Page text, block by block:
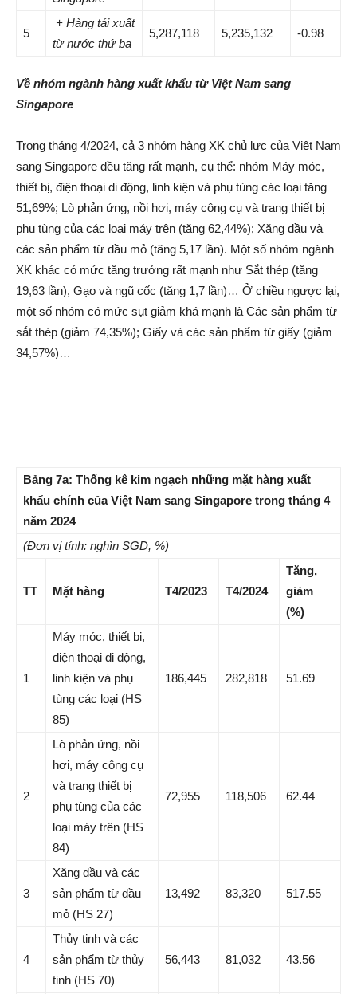
5
+ Hàng tái xuất
từ nước thứ ba
5,287,118 5,235,132 -0.98
Về nhóm ngành hàng xuất khẩu từ Việt Nam sang
Singapore
Trong tháng 4/2024, cả 3 nhóm hàng XK chủ lực của Việt Nam
sang Singapore đều tăng rất mạnh, cụ thể: nhóm Máy móc,
thiết bị, điện thoại di động, linh kiện và phụ tùng các loại tăng
51,69%; Lò phản ứng, nồi hơi, máy công cụ và trang thiết bị
phụ tùng của các loại máy trên (tăng 62,44%); Xăng dầu và
các sản phẩm từ dầu mỏ (tăng 5,17 lần). Một số nhóm ngành
XK khác có mức tăng trưởng rất mạnh như Sắt thép (tăng
19,63 lần), Gạo và ngũ cốc (tăng 1,7 lần)… Ở chiều ngược lại,
một số nhóm có mức sụt giảm khá mạnh là Các sản phẩm từ
sắt thép (giảm 74,35%); Giấy và các sản phẩm từ giấy (giảm
34,57%)…
Bảng 7a: Thống kê kim ngạch những mặt hàng xuất
khẩu chính của Việt Nam sang Singapore trong tháng 4
năm 2024
(Đơn vị tính: nghìn SGD, %)
TT Mặt hàng T4/2023 T4/2024
Tăng,
giảm
(%)
1
Máy móc, thiết bị,
điện thoại di động,
linh kiện và phụ
tùng các loại (HS
85)
186,445 282,818 51.69
2
Lò phản ứng, nồi
hơi, máy công cụ
và trang thiết bị
phụ tùng của các
loại máy trên (HS
84)
72,955 118,506 62.44
3
Xăng dầu và các
sản phẩm từ dầu
mỏ (HS 27)
13,492 83,320 517.55
4
Thủy tinh và các
sản phẩm từ thủy
tinh (HS 70)
56,443 81,032 43.56